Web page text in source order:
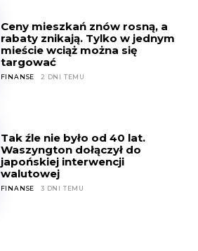
Ceny mieszkań znów rosną, a
rabaty znikają. Tylko w jednym
mieście wciąż można się
targować
FINANSE 2 DNI TEMU
Tak źle nie było od 40 lat.
Waszyngton dołączył do
japońskiej interwencji
walutowej
FINANSE 3 DNI TEMU